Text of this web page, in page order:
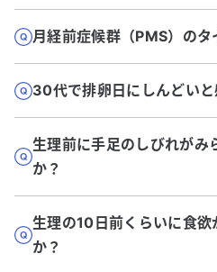
月経前症候群（PMS）のタ
30代で排卵日にしんどい
生理前に手足のしびれがみ
か？
生理の10日前くらいに食
か？